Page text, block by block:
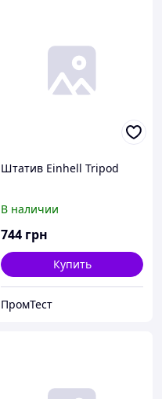
Штатив Einhell Tripod
В наличии
744 грн
Купить
ПромТест